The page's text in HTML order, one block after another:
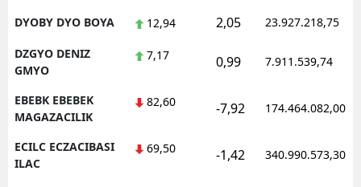
DYOBY DYO BOYA 12,94 2,05 23.927.218,75
DZGYO DENIZ
GMYO
7,17 0,99 7.911.539,74
EBEBK EBEBEK
MAGAZACILIK
82,60 -7,92 174.464.082,00
ECILC ECZACIBASI
ILAC
69,50 -1,42 340.990.573,30